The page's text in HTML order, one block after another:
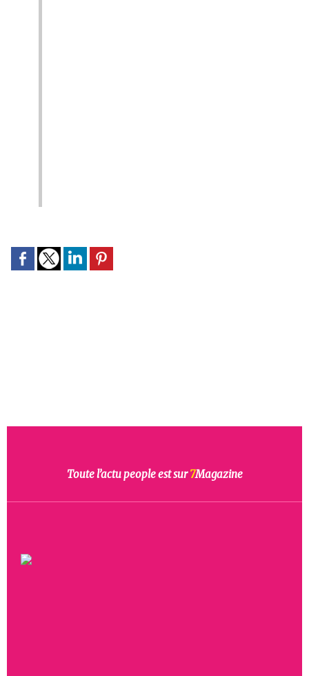
Toute l’actu people est sur7Magazine